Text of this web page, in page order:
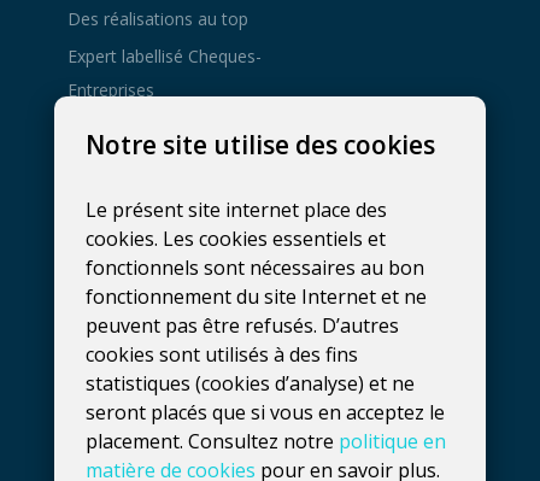
Des réalisations au top
Expert labellisé Cheques-
Entreprises
Agence de
développement web à
081 137 800
hello@fidelo.be
Rue Phocas Lejeune 25, bt 3
5032 Isnes,Belgique
Numéro de TVA :
BE0660739056
Notre site utilise des cookies
Le présent site internet place des
cookies. Les cookies essentiels et
fonctionnels sont nécessaires au bon
fonctionnement du site Internet et ne
peuvent pas être refusés. D’autres
cookies sont utilisés à des fins
statistiques (cookies d’analyse) et ne
seront placés que si vous en acceptez le
placement. Consultez notre politique en
matière de cookies pour en savoir plus.